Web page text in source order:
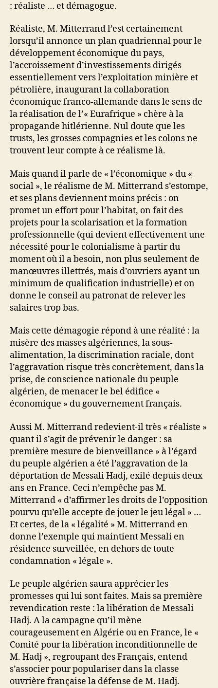
: réaliste … et démagogue.
Réaliste, M. Mitterrand l’est certainement
lorsqu’il annonce un plan quadriennal pour le
développement économique du pays,
l’accroissement d’investissements dirigés
essentiellement vers l’exploitation minière et
pétrolière, inaugurant la collaboration
économique franco-allemande dans le sens de
la réalisation de l’« Eurafrique » chère à la
propagande hitlérienne. Nul doute que les
trusts, les grosses compagnies et les colons ne
trouvent leur compte à ce réalisme là.
Mais quand il parle de « l’économique » du «
social », le réalisme de M. Mitterrand s’estompe,
et ses plans deviennent moins précis : on
promet un effort pour l’habitat, on fait des
projets pour la scolarisation et la formation
professionnelle (qui devient effectivement une
nécessité pour le colonialisme à partir du
moment où il a besoin, non plus seulement de
manœuvres illettrés, mais d’ouvriers ayant un
minimum de qualification industrielle) et on
donne le conseil au patronat de relever les
salaires trop bas.
Mais cette démagogie répond à une réalité : la
misère des masses algériennes, la sous-
alimentation, la discrimination raciale, dont
l’aggravation risque très concrètement, dans la
prise, de conscience nationale du peuple
algérien, de menacer le bel édifice «
économique » du gouvernement français.
Aussi M. Mitterrand redevient-il très « réaliste »
quant il s’agit de prévenir le danger : sa
première mesure de bienveillance » à l’égard
du peuple algérien a été l’aggravation de la
déportation de Messali Hadj, exilé depuis deux
ans en France. Ceci n’empêche pas M.
Mitterrand « d’affirmer les droits de l’opposition
pourvu qu’elle accepte de jouer le jeu légal » …
Et certes, de la « légalité » M. Mitterrand en
donne l’exemple qui maintient Messali en
résidence surveillée, en dehors de toute
condamnation « légale ».
Le peuple algérien saura apprécier les
promesses qui lui sont faites. Mais sa première
revendication reste : la libération de Messali
Hadj. A la campagne qu’il mène
courageusement en Algérie ou en France, le «
Comité pour la libération inconditionnelle de
M. Hadj », regroupant des Français, entend
s’associer pour populariser dans la classe
ouvrière française la défense de M. Hadj.